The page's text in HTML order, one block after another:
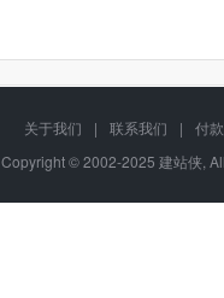
关于我们 | 联系我们 |
付
Copyright © 2002-2025 建站侠,